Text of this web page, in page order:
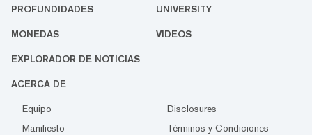
PROFUNDIDADES UNIVERSITY
MONEDAS VIDEOS
EXPLORADOR DE NOTICIAS
ACERCA DE
Equipo
Disclosures
Manifiesto
Términos y Condiciones